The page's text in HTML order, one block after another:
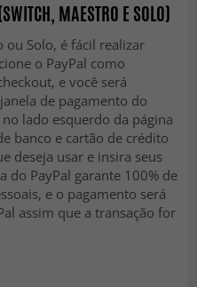
MAESTRO E SOLO)
ou Solo, é fácil realizar
o PayPal como
e você será
de pagamento do
lado esquerdo da página
banco e cartão de crédito
deseja usar e insira seus
do PayPal garante 100% de
e o pagamento será
assim que a transação for